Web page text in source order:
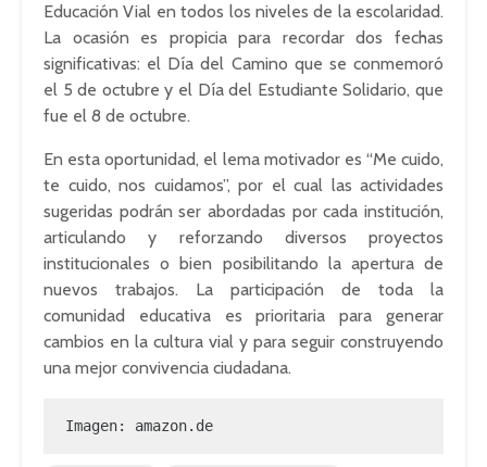
Educación Vial en todos los niveles de la escolaridad.
La ocasión es propicia para recordar dos fechas
significativas: el Día del Camino que se conmemoró
el 5 de octubre y el Día del Estudiante Solidario, que
fue el 8 de octubre.
En esta oportunidad, el lema motivador es “Me cuido,
te cuido, nos cuidamos”, por el cual las actividades
sugeridas podrán ser abordadas por cada institución,
articulando y reforzando diversos proyectos
institucionales o bien posibilitando la apertura de
nuevos trabajos. La participación de toda la
comunidad educativa es prioritaria para generar
cambios en la cultura vial y para seguir construyendo
una mejor convivencia ciudadana.
Imagen: amazon.de